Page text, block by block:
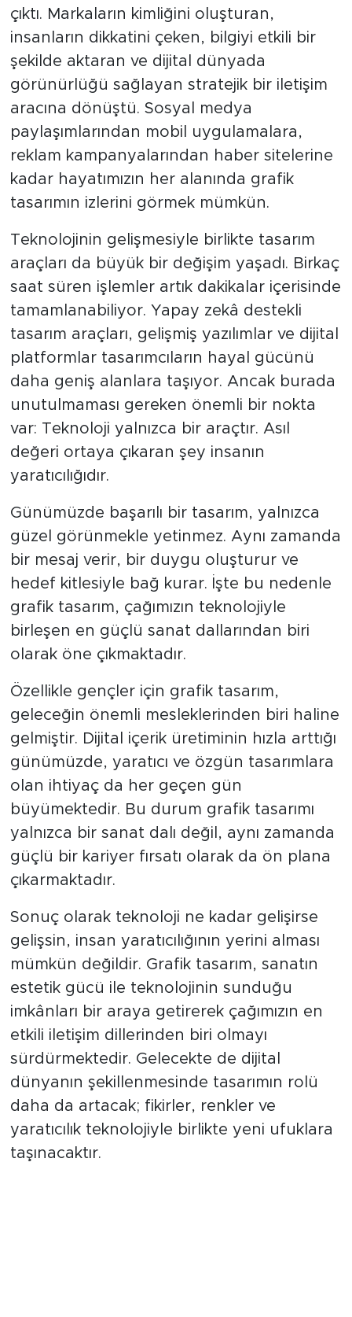
çıktı. Markaların kimliğini oluşturan,
insanların dikkatini çeken, bilgiyi etkili bir
şekilde aktaran ve dijital dünyada
görünürlüğü sağlayan stratejik bir iletişim
aracına dönüştü. Sosyal medya
paylaşımlarından mobil uygulamalara,
reklam kampanyalarından haber sitelerine
kadar hayatımızın her alanında grafik
tasarımın izlerini görmek mümkün.
Teknolojinin gelişmesiyle birlikte tasarım
araçları da büyük bir değişim yaşadı. Birkaç
saat süren işlemler artık dakikalar içerisinde
tamamlanabiliyor. Yapay zekâ destekli
tasarım araçları, gelişmiş yazılımlar ve dijital
platformlar tasarımcıların hayal gücünü
daha geniş alanlara taşıyor. Ancak burada
unutulmaması gereken önemli bir nokta
var: Teknoloji yalnızca bir araçtır. Asıl
değeri ortaya çıkaran şey insanın
yaratıcılığıdır.
Günümüzde başarılı bir tasarım, yalnızca
güzel görünmekle yetinmez. Aynı zamanda
bir mesaj verir, bir duygu oluşturur ve
hedef kitlesiyle bağ kurar. İşte bu nedenle
grafik tasarım, çağımızın teknolojiyle
birleşen en güçlü sanat dallarından biri
olarak öne çıkmaktadır.
Özellikle gençler için grafik tasarım,
geleceğin önemli mesleklerinden biri haline
gelmiştir. Dijital içerik üretiminin hızla arttığı
günümüzde, yaratıcı ve özgün tasarımlara
olan ihtiyaç da her geçen gün
büyümektedir. Bu durum grafik tasarımı
yalnızca bir sanat dalı değil, aynı zamanda
güçlü bir kariyer fırsatı olarak da ön plana
çıkarmaktadır.
Sonuç olarak teknoloji ne kadar gelişirse
gelişsin, insan yaratıcılığının yerini alması
mümkün değildir. Grafik tasarım, sanatın
estetik gücü ile teknolojinin sunduğu
imkânları bir araya getirerek çağımızın en
etkili iletişim dillerinden biri olmayı
sürdürmektedir. Gelecekte de dijital
dünyanın şekillenmesinde tasarımın rolü
daha da artacak; fikirler, renkler ve
yaratıcılık teknolojiyle birlikte yeni ufuklara
taşınacaktır.